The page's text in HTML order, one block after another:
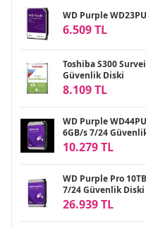
WD Purple
6.509 TL
Toshiba S300
Güvenlik Diski
8.109 TL
WD Purple
6GB/s 7/24
10.279 TL
WD Purple Pro
7/24 Güvenlik Diski
26.939 TL